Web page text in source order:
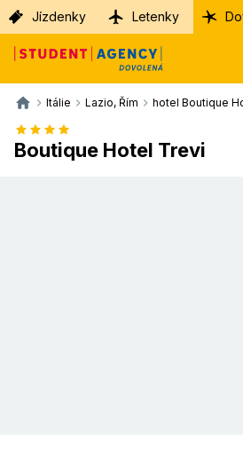
Jízdenky Letenky
Itálie Lazio, Řím hotel Boutique
Boutique Hotel Trevi